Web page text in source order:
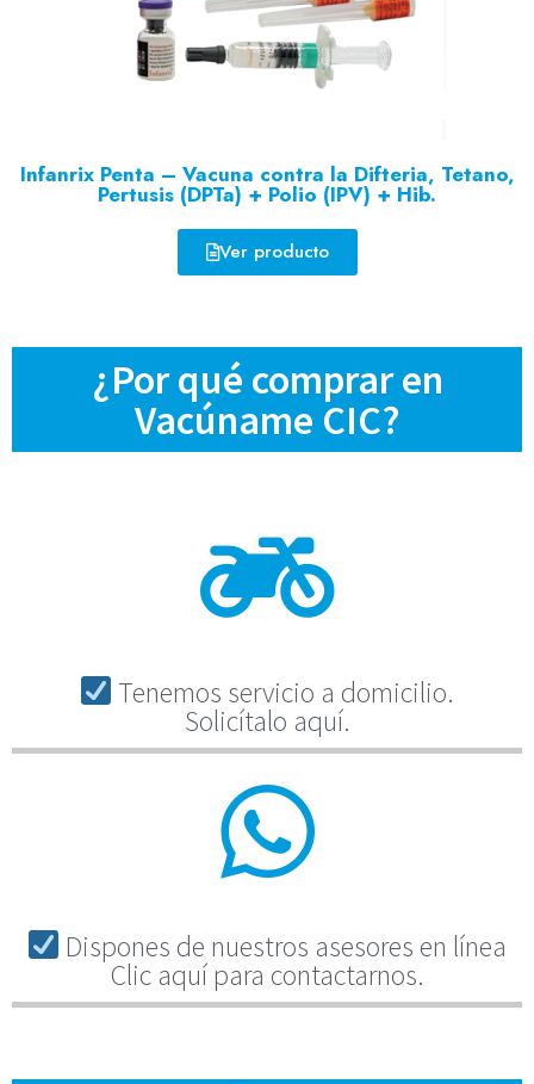
Infanrix Penta – Vacuna contra la Difteria, Tetano,
Pertusis (DPTa) + Polio (IPV) + Hib.
Ver producto
¿Por qué comprar en
Vacúname CIC?
Tenemos servicio a domicilio.
Solicítalo aquí.
Dispones de nuestros asesores en línea
Clic aquí para contactarnos.